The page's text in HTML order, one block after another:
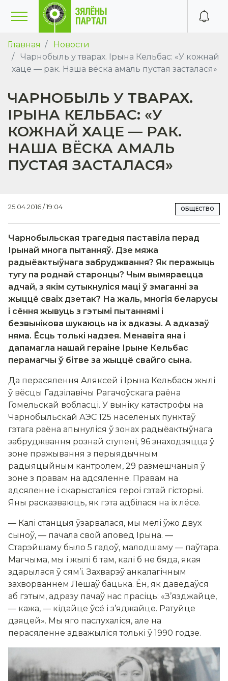
Главная
Новости
Чарнобыль у тварах. Ірына Кельбас: «У кожнай
хаце — рак. Наша вёска амаль пустая засталася»
ЧАРНОБЫЛЬ У ТВАРАХ.
ІРЫНА КЕЛЬБАС: «У
КОЖНАЙ ХАЦЕ — РАК.
НАША ВЁСКА АМАЛЬ
ПУСТАЯ ЗАСТАЛАСЯ»
25.04.2016 / 19:04 ОБЩЕСТВО
Чарнобыльская трагедыя паставіла перад
Ірынай многа пытанняў. Дзе мяжа
радыёактыўнага забруджвання? Як перажыць
тугу па роднай старонцы? Чым вымяраецца
адчай, з якім сутыкнуліся маці ў змаганні за
жыццё сваіх дзетак? На жаль, многія беларусы
і сёння жывуць з гэтымі пытаннямі і
безвынікова шукаюць на іх адказы. А адказаў
няма. Ёсць толькі надзея. Менавіта яна і
дапамагла нашай гераіне Ірыне Кельбас
перамагчы ў бітве за жыццё свайго сына.
Да перасялення Аляксей і Ірына Кельбасы жылі
ў вёсцы Гадзілавічы Рагачоўскага раёна
Гомельскай вобласці. У выніку катастрофы на
Чарнобыльскай АЭС 125 населеных пунктаў
гэтага раёна апынуліся ў зонах радыёактыўнага
забруджвання рознай ступені, 96 знаходзяцца ў
зоне пражывання з перыядычным
радыяцыйным кантролем, 29 размешчаныя ў
зоне з правам на адсяленне. Правам на
адсяленне і скарысталіся героі гэтай гісторыі.
Яны расказваюць, як гэта адбілася на іх лёсе.
— Калі станцыя ўзарвалася, мы мелі ўжо двух
сыноў, — пачала свой аповед Ірына. —
Старэйшаму было 5 гадоў, малодшаму — паўтара.
Магчыма, мы і жылі б там, калі б не бяда, якая
здарылася ў сям’і. Захварэў анкалагічным
захворваннем Лёшаў бацька. Ён, як даведаўся
аб гэтым, адразу пачаў нас прасіць: «З’язджайце,
— кажа, — кідайце ўсё і з’яджайце. Ратуйце
дзяцей». Мы яго паслухаліся, але на
перасяленне адважыліся толькі ў 1990 годзе.